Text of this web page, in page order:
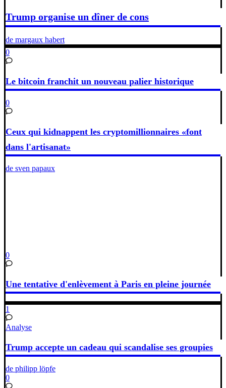
Trump organise un dîner de cons
de margaux habert
0
Le bitcoin franchit un nouveau palier historique
0
Ceux qui kidnappent les cryptomillionnaires «font
dans l'artisanat»
de sven papaux
0
Une tentative d'enlèvement à Paris en pleine journée
1
Analyse
Trump accepte un cadeau qui scandalise ses groupies
de philipp löpfe
0